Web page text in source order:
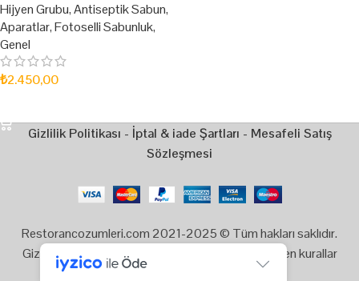
Hijyen Grubu,Antiseptik Sabun,
Aparatlar,Fotoselli Sabunluk,
Genel
₺2.450,00
Gizlilik Politikası - İptal & iade Şartları - Mesafeli Satış
Sözleşmesi
Restorancozumleri.com 2021-2025 © Tüm hakları saklıdır.
Gizlilik, Kullanım ve Telif Hakları bildiriminde belirtilen kurallar
çerçevesinde hizmet sunulmaktadır.